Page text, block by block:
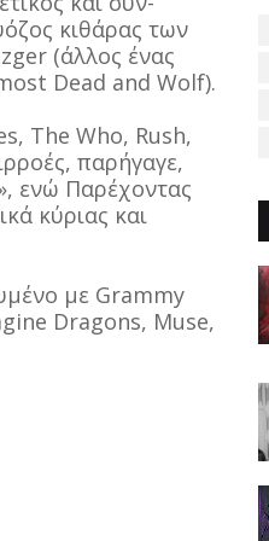
κιθάρας των
(άλλος ένας
Dead and Wolf).
The Who, Rush,
παρήγαγε,
ενώ Παρέχοντας
κύριας και
με Grammy
Dragons, Muse,